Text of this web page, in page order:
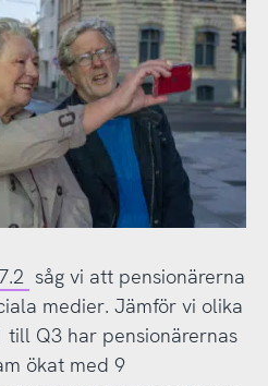
såg vi att pensionärerna
medier. Jämför vi olika
Q3 har pensionärernas
ökat med 9